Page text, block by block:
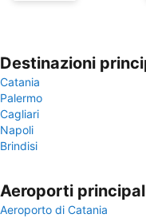
Destinazioni
Catania
Palermo
Cagliari
Napoli
Brindisi
Aeroporti
Aeroporto di Catania